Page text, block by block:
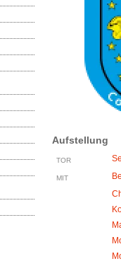
Aufstellung
TOR
MIT